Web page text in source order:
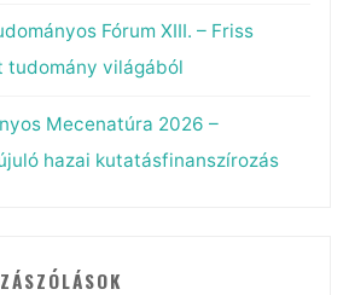
Fórum XIII. – Friss
tudomány világából
Mecenatúra 2026 –
hazai kutatásfinanszírozás